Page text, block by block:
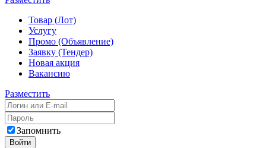
Товар (Лот)
Услугу
Промо (Объявление)
Заявку (Тендер)
Новая акция
Вакансию
Разместить
Запомнить
Войти